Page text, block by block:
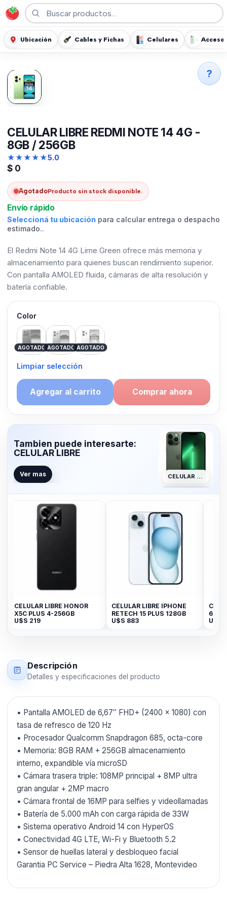
Ubicación Cables y Fichas Celulares
CELULAR LIBRE REDMI NOTE 14 4G -
8GB / 256GB
★★★★★5.0
$ 0
AgotadoProducto sin stock disponible.
Envío rápido
Seleccioná tu ubicación para calcular entrega o despacho
estimado..
El Redmi Note 14 4G Lime Green ofrece más memoria y
almacenamiento para quienes buscan rendimiento superior.
Con pantalla AMOLED fluida, cámaras de alta resolución y
batería confiable.
Color
Black
AGOTADO Blue
AGOTADO Green
AGOTADO
Limpiar selección
Agregar al carrito Comprar ahora
Tambien puede interesarte:
CELULAR LIBRE
Ver mas CELULAR LIBRE
CELULAR LIBRE HONOR
X5C PLUS 4-256GB
U$S 219
CELULAR LIBRE IPHONE
RETECH 15 PLUS 128GB
U$S 883
U$S
Descripción
Detalles y especificaciones del producto
• Pantalla AMOLED de 6,67″ FHD+ (2400 × 1080) con
tasa de refresco de 120 Hz
• Procesador Qualcomm Snapdragon 685, octa-core
• Memoria: 8GB RAM + 256GB almacenamiento
interno, expandible vía microSD
• Cámara trasera triple: 108MP principal + 8MP ultra
gran angular + 2MP macro
• Cámara frontal de 16MP para selfies y videollamadas
• Batería de 5.000 mAh con carga rápida de 33W
• Sistema operativo Android 14 con HyperOS
• Conectividad 4G LTE, Wi-Fi y Bluetooth 5.2
• Sensor de huellas lateral y desbloqueo facial
Garantia PC Service – Piedra Alta 1628, Montevideo
?